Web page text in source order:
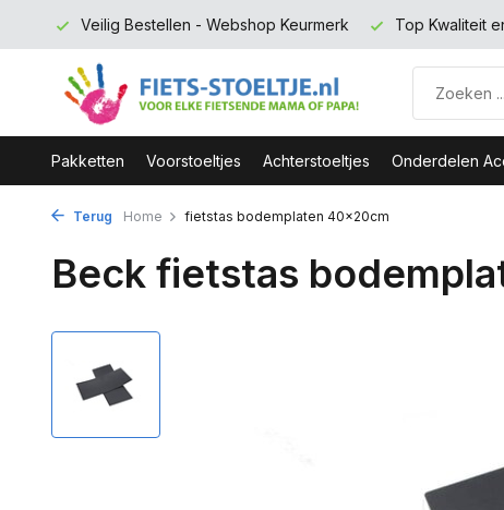
Veilig Bestellen - Webshop Keurmerk Top Kwaliteit
Pakketten Voorstoeltjes Achterstoeltjes Onderdelen
Terug Home fietstas bodemplaten 40x20cm
Beck fietstas